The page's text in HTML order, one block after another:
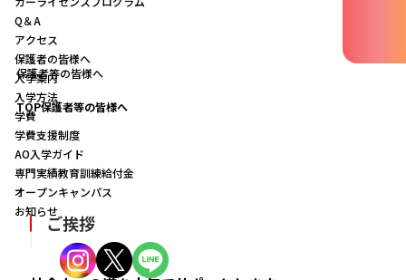
Q＆A
アクセス
保護者の皆様へ
入学案内
入学方法
学費
学費支援制度
AO入学ガイド
専門実績教育訓練給付金
オープンキャンパス
お知らせ
保護者等の皆様へ
TOP保護者等の皆様へ
ご挨拶